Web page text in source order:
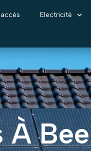
Electricité
À